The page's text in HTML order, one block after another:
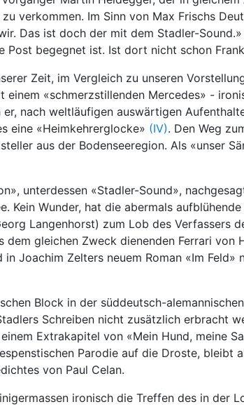
verkommen. Im Sinn von Max Frischs
Das ist doch der mit dem Stadler-
begegnet ist. Ist dort nicht schon
Zeit, im Vergleich zu unseren
«schmerzstillenden Mercedes» -
nach weltläufigen auswärtigen
eine «Heimkehrerglocke» (IV). Den Weg
aus der Bodenseeregion. Als «unser
unterdessen «Stadler-Sound»,
Kein Wunder, hat die abermals
Langenhorst) zum Lob des Verfassers
gleichen Zweck dienenden Ferrari von
Joachim Zelters neuem Roman «Im
Block in der süddeutsch-
Schreiben nicht zusätzlich erbracht
Extrakapitel von «Mein Hund, meine
Parodie auf die Droste, bleibt
von Paul Celan.
ironisch die Treffen des in der